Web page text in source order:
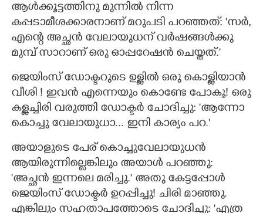
ആൾക്കൂട്ടത്തിനു മുന്നിൽ നിന്ന
കപ്പടാമീശക്കാരനാണ് മറുപടി പറഞ്ഞത്: 'സർ,
എന്റെ അച്ഛൻ വേലായുധന് വർഷങ്ങൾക്കു
മുമ്പ് സാറാണ് ഒരു ഓപ്പറേഷൻ ചെയ്തത്."
ജെയിംസ് ഡോക്ടറുടെ ഉള്ളിൽ ഒരു കൊള്ളിയാൻ
വീശി ! ഇവൻ എന്നെയും കൊണ്ടേ പോകൂ! ഒരു
കള്ളച്ചിരി വരുത്തി ഡോക്ടർ ചോദിച്ചു: 'ആന്നോ
കൊച്ചു വേലായുധാ... ഇനി കാര്യം പറ."
അയാളുടെ പേര് കൊച്ചുവേലായുധൻ
ആയിരുന്നില്ലെങ്കിലും അയാൾ പറഞ്ഞു:
'അച്ഛൻ ഇന്നലെ മരിച്ചു." അതു കേട്ടപ്പോൾ
ജെയിംസ് ഡോക്ടർ ഉറപ്പിച്ചു! ചിരി മാഞ്ഞു.
എങ്കിലും സഹതാപത്തോടെ ചോദിച്ചു: 'എത്ര